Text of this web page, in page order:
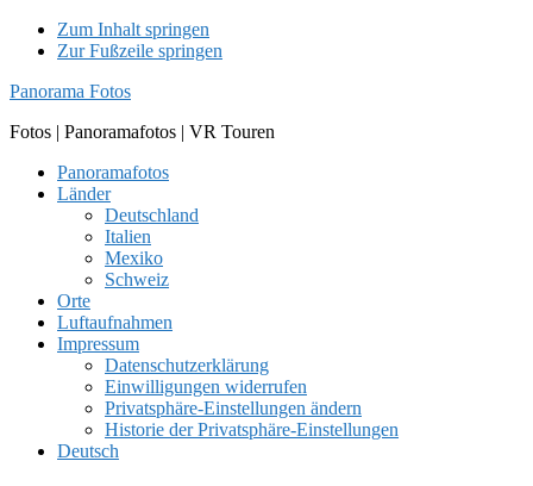
Zum Inhalt springen
Zur Fußzeile springen
Panorama Fotos
Fotos | Panoramafotos | VR Touren
Panoramafotos
Länder
Deutschland
Italien
Mexiko
Schweiz
Orte
Luftaufnahmen
Impressum
Datenschutzerklärung
Einwilligungen widerrufen
Privatsphäre-Einstellungen ändern
Historie der Privatsphäre-Einstellungen
Deutsch